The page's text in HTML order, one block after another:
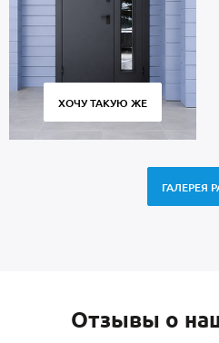
ХОЧУ ТАКУЮ ЖЕ
ГАЛЕРЕЯ
Отзывы о